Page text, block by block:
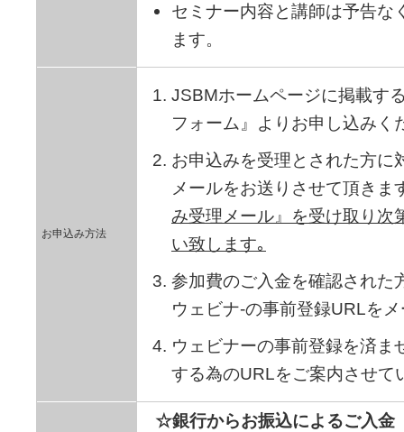
セミナー内容と講師は予告な
ます。
お申込み方法
JSBMホームページに掲載す
フォーム』よりお申し込みく
お申込みを受理とされた方に
メールをお送りさせて頂きま
み受理メール』を受け取り次
い致します｡
参加費のご入金を確認された
ウェビナ-の事前登録URLを
ウェビナーの事前登録を済ま
する為のURLをご案内させて
☆銀行からお振込によるご入金